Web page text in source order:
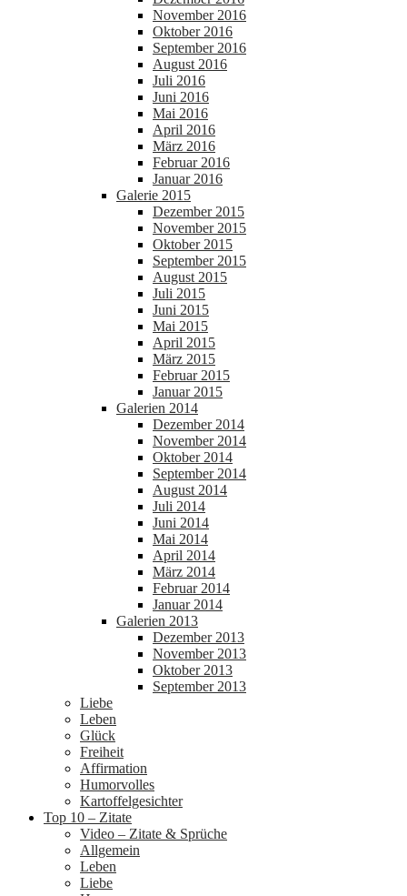
November 2016
Oktober 2016
September 2016
August 2016
Juli 2016
Juni 2016
Mai 2016
April 2016
März 2016
Februar 2016
Januar 2016
Galerie 2015
Dezember 2015
November 2015
Oktober 2015
September 2015
August 2015
Juli 2015
Juni 2015
Mai 2015
April 2015
März 2015
Februar 2015
Januar 2015
Galerien 2014
Dezember 2014
November 2014
Oktober 2014
September 2014
August 2014
Juli 2014
Juni 2014
Mai 2014
April 2014
März 2014
Februar 2014
Januar 2014
Galerien 2013
Dezember 2013
November 2013
Oktober 2013
September 2013
Liebe
Leben
Glück
Freiheit
Affirmation
Humorvolles
Kartoffelgesichter
Top 10 – Zitate
Video – Zitate & Sprüche
Allgemein
Leben
Liebe